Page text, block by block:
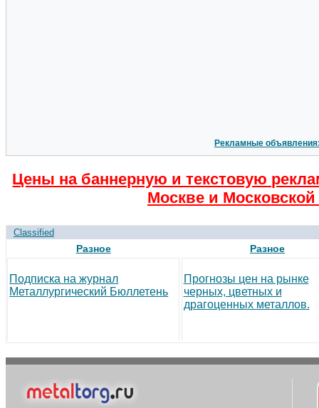
Рекламные
Цены на баннерную и текстовую
Москве и Московской
Classified
Разное
Подписка на журнал
Металлургический Бюллетень
Разное
Прогнозы цен на рынке
черных, цветных и
драгоценных металлов.